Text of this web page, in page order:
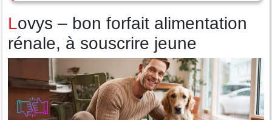
Lovys – bon forfait alimentation
rénale, à souscrire jeune